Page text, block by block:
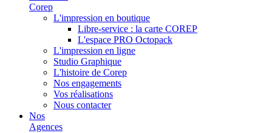
Corep
L'impression en boutique
Libre-service : la carte COREP
L'espace PRO Octopack
L'impression en ligne
Studio Graphique
L'histoire de Corep
Nos engagements
Vos réalisations
Nous contacter
Nos
Agences